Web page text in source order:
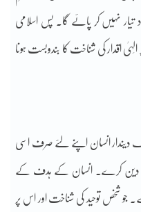
تیار نہیں کر پائے گا۔ پس اسلامی
اقدار کی شناخت کا بندوبست ہونا
دیندار انسان اپنے لئے صرف اسی
کا دین کرے۔ انسان کے ہدف کے
جو شخص توحید کی شناخت اور اس پر